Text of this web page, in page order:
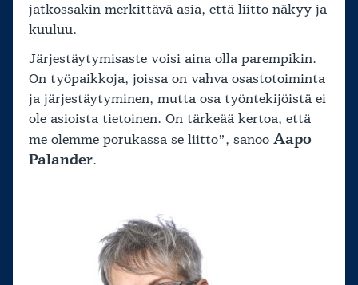
jatkossakin merkittävä asia, että liitto näkyy ja
kuuluu.
Järjestäytymisaste voisi aina olla parempikin.
On työpaikkoja, joissa on vahva osastotoiminta
ja järjestäytyminen, mutta osa työntekijöistä ei
ole asioista tietoinen. On tärkeää kertoa, että
me olemme porukassa se liitto”, sanoo Aapo
Palander.